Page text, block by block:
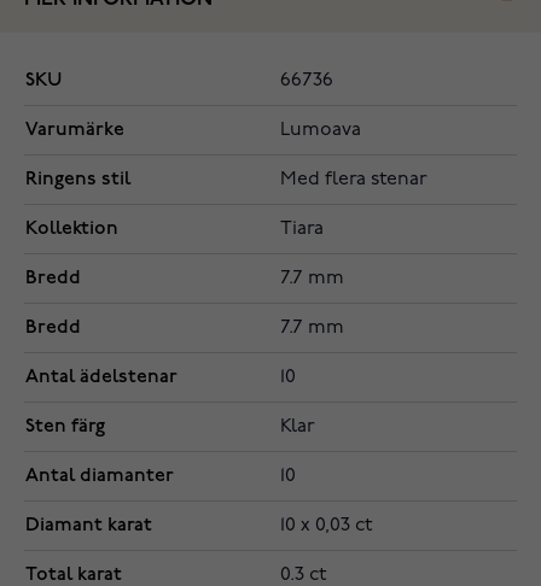
SKU 66736
Varumärke Lumoava
Ringens stil Med flera stenar
Kollektion Tiara
Bredd 7.7 mm
Bredd 7.7 mm
Antal ädelstenar 10
Sten färg Klar
Antal diamanter 10
Diamant karat 10 x 0,03 ct
Total karat 0.3 ct